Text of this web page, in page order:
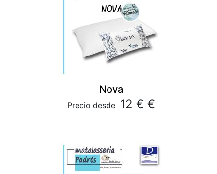
Nova
Precio desde 12 € €